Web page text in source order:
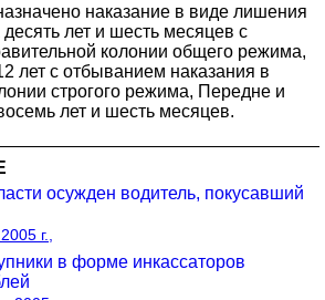
наказание в виде лишения
лет и шесть месяцев с
колонии общего режима,
лет с отбыванием наказания в
строгого режима, Передне и
лет и шесть месяцев.
осужден водитель, покусавший
г.,
в форме инкассаторов